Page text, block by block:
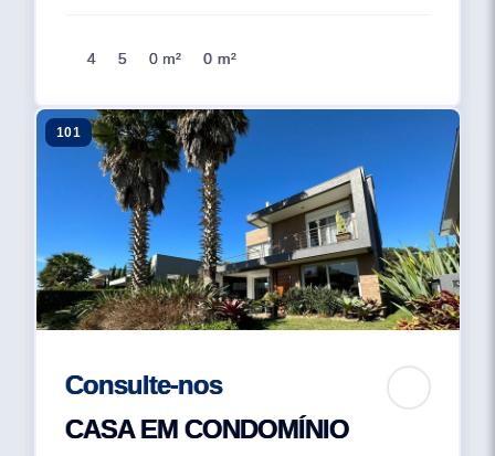
4 5 0 m² 0 m²
101
Consulte-nos
CASA EM CONDOMÍNIO